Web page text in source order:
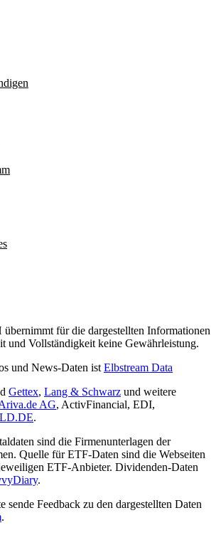
übernimmt für die dargestellten Informationen
und Vollständigkeit keine Gewährleistung.
und News-Daten ist Elbstream Data
Gettex, Lang & Schwarz und weitere
AG, ActivFinancial, EDI,
.
sind die Firmenunterlagen der
Quelle für ETF-Daten sind die Webseiten
ETF-Anbieter. Dividenden-Daten
.
sende Feedback zu den dargestellten Daten
.